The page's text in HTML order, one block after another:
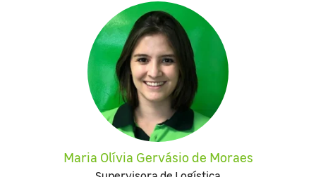
Maria Olívia Gervásio de Moraes